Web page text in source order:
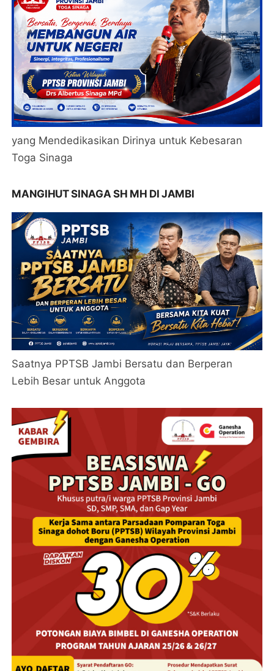
yang Mendedikasikan Dirinya untuk Kebesaran
Toga Sinaga
MANGIHUT SINAGA SH MH DI JAMBI
Saatnya PPTSB Jambi Bersatu dan Berperan
Lebih Besar untuk Anggota